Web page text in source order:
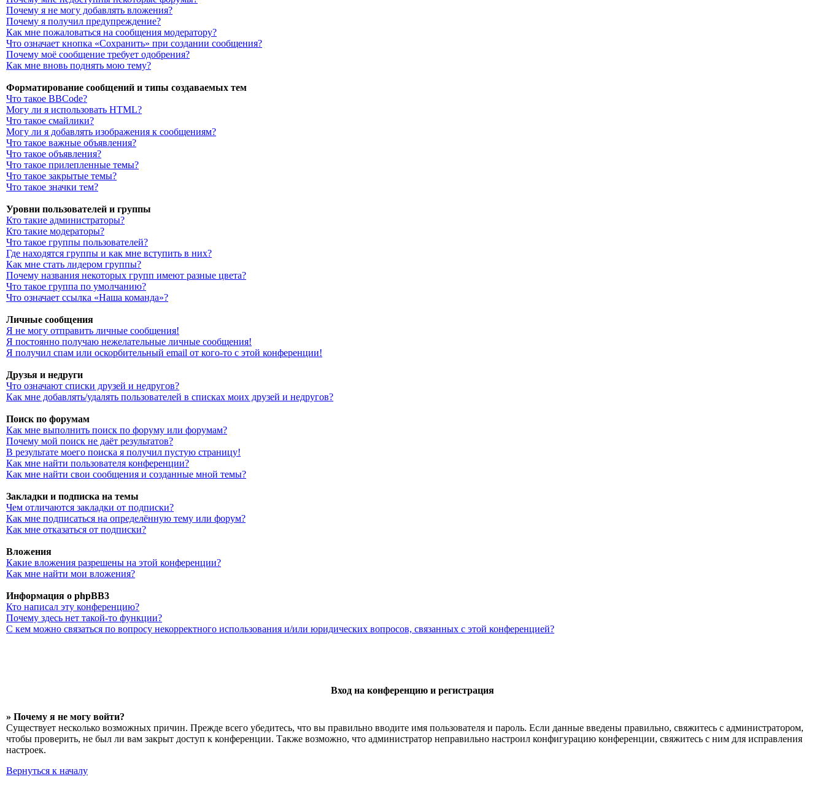
Почему я не могу добавлять вложения?
Почему я получил предупреждение?
Как мне пожаловаться на сообщения модератору?
Что означает кнопка «Сохранить» при создании сообщения?
Почему моё сообщение требует одобрения?
Как мне вновь поднять мою тему?
Форматирование сообщений и типы создаваемых тем
Что такое BBCode?
Могу ли я использовать HTML?
Что такое смайлики?
Могу ли я добавлять изображения к сообщениям?
Что такое важные объявления?
Что такое объявления?
Что такое прилепленные темы?
Что такое закрытые темы?
Что такое значки тем?
Уровни пользователей и группы
Кто такие администраторы?
Кто такие модераторы?
Что такое группы пользователей?
Где находятся группы и как мне вступить в них?
Как мне стать лидером группы?
Почему названия некоторых групп имеют разные цвета?
Что такое группа по умолчанию?
Что означает ссылка «Наша команда»?
Личные сообщения
Я не могу отправить личные сообщения!
Я постоянно получаю нежелательные личные сообщения!
Я получил спам или оскорбительный email от кого-то с этой конференции!
Друзья и недруги
Что означают списки друзей и недругов?
Как мне добавлять/удалять пользователей в списках моих друзей и недругов?
Поиск по форумам
Как мне выполнить поиск по форуму или форумам?
Почему мой поиск не даёт результатов?
В результате моего поиска я получил пустую страницу!
Как мне найти пользователя конференции?
Как мне найти свои сообщения и созданные мной темы?
Закладки и подписка на темы
Чем отличаются закладки от подписки?
Как мне подписаться на определённую тему или форум?
Как мне отказаться от подписки?
Вложения
Какие вложения разрешены на этой конференции?
Как мне найти мои вложения?
Информация о phpBB3
Кто написал эту конференцию?
Почему здесь нет такой-то функции?
С кем можно связаться по вопросу некорректного использования и/или юридических вопросов, связанных с этой конференцией?
Вход на конференцию и регистрация
» Почему я не могу войти?
Существует несколько возможных причин. Прежде всего убедитесь, что вы правильно вводите имя пользователя и пароль. Если данные введены правильно, свяжитесь с администратором,
чтобы проверить, не был ли вам закрыт доступ к конференции. Также возможно, что администратор неправильно настроил конфигурацию конференции, свяжитесь с ним для исправления
настроек.
Вернуться к началу